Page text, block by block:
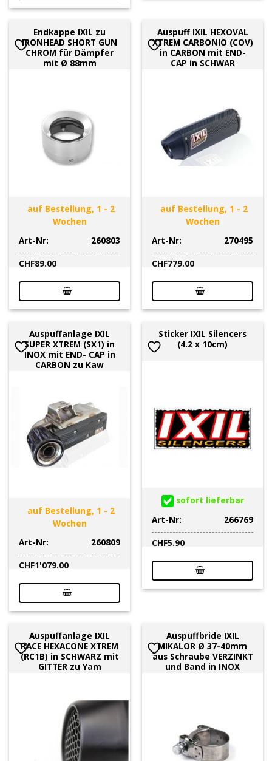
Endkappe IXIL zu
IRONHEAD SHORT GUN
CHROM für Dämpfer
mit Ø 88mm
auf Bestellung, 1 - 2
Wochen
Art-Nr:
260803
CHF89.00
Auspuff IXIL HEXOVAL
XTREM CARBONIO (COV)
in CARBON mit END-
CAP in SCHWAR
auf Bestellung, 1 - 2
Wochen
Art-Nr:
270495
CHF779.00
Auspuffanlage IXIL
SUPER XTREM (SX1) in
INOX mit END- CAP in
CARBON zu Kaw
auf Bestellung, 1 - 2
Wochen
Art-Nr:
260809
CHF1'079.00
Sticker IXIL Silencers
(4.2 x 10cm)
sofort lieferbar
Art-Nr:
266769
CHF5.90
Auspuffanlage IXIL
RACE HEXACONE XTREM
(RC1B) in SCHWARZ mit
GITTER zu Yam
Auspuffbride IXIL
MIKALOR Ø 37-40mm
aus Schraube VERZINKT
und Band in INOX